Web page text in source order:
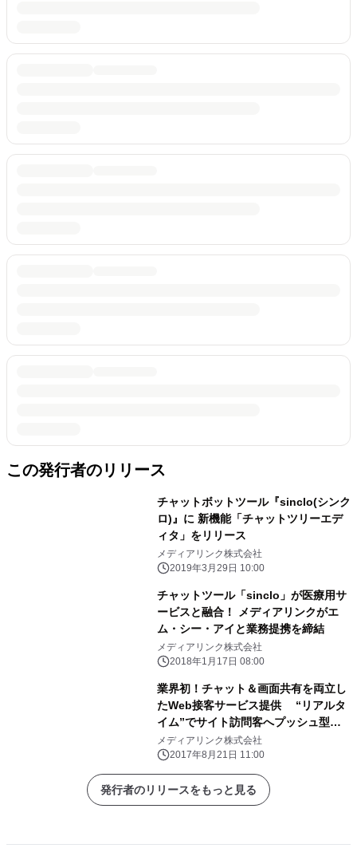
この発行者のリリース
チャットボットツール『sinclo(シンク
ロ)』に 新機能「チャットツリーエデ
ィタ」をリリース
メディアリンク株式会社
2019年3月29日 10:00
チャットツール「sinclo」が医療用サ
ービスと融合！ メディアリンクがエ
ム・シー・アイと業務提携を締結
メディアリンク株式会社
2018年1月17日 08:00
業界初！チャット＆画面共有を両立し
たWeb接客サービス提供 “リアルタ
イム”でサイト訪問客へプッシュ型ア
プローチ
メディアリンク株式会社
2017年8月21日 11:00
発行者のリリースをもっと見る